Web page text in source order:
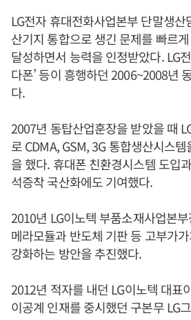
LG전자 휴대전화사업본부 단말생
산기지 통합으로 생긴 문제를 빠르
달성하면서 능력을 인정받았다. LG
다폰’ 등이 흥행하던 2006~2008년
다.
2007년 동탑산업훈장을 받았을 때
로 CDMA, GSM, 3G 통합생산시스
을 했다. 휴대폰 친환경시스템 도입
석증착 국산화에도 기여했다.
2010년 LG이노텍 부품소재사업본
메라모듈과 반도체 기판 등 고부가
강화하는 방안을 추진했다.
2012년 적자를 내던 LG이노텍 대표
이공계 인재를 중시했던 구본무 LG